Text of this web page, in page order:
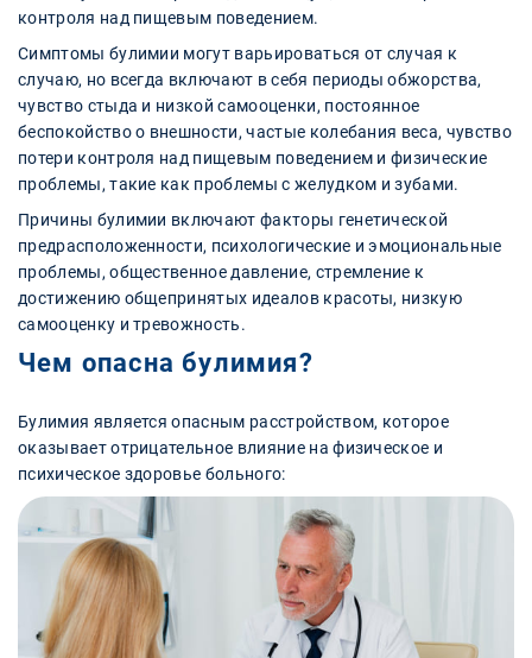
контроля над пищевым поведением.
Симптомы булимии могут варьироваться от случая к
случаю, но всегда включают в себя периоды обжорства,
чувство стыда и низкой самооценки, постоянное
беспокойство о внешности, частые колебания веса, чувство
потери контроля над пищевым поведением и физические
проблемы, такие как проблемы с желудком и зубами.
Причины булимии включают факторы генетической
предрасположенности, психологические и эмоциональные
проблемы, общественное давление, стремление к
достижению общепринятых идеалов красоты, низкую
самооценку и тревожность.
Чем опасна булимия?
Булимия является опасным расстройством, которое
оказывает отрицательное влияние на физическое и
психическое здоровье больного: